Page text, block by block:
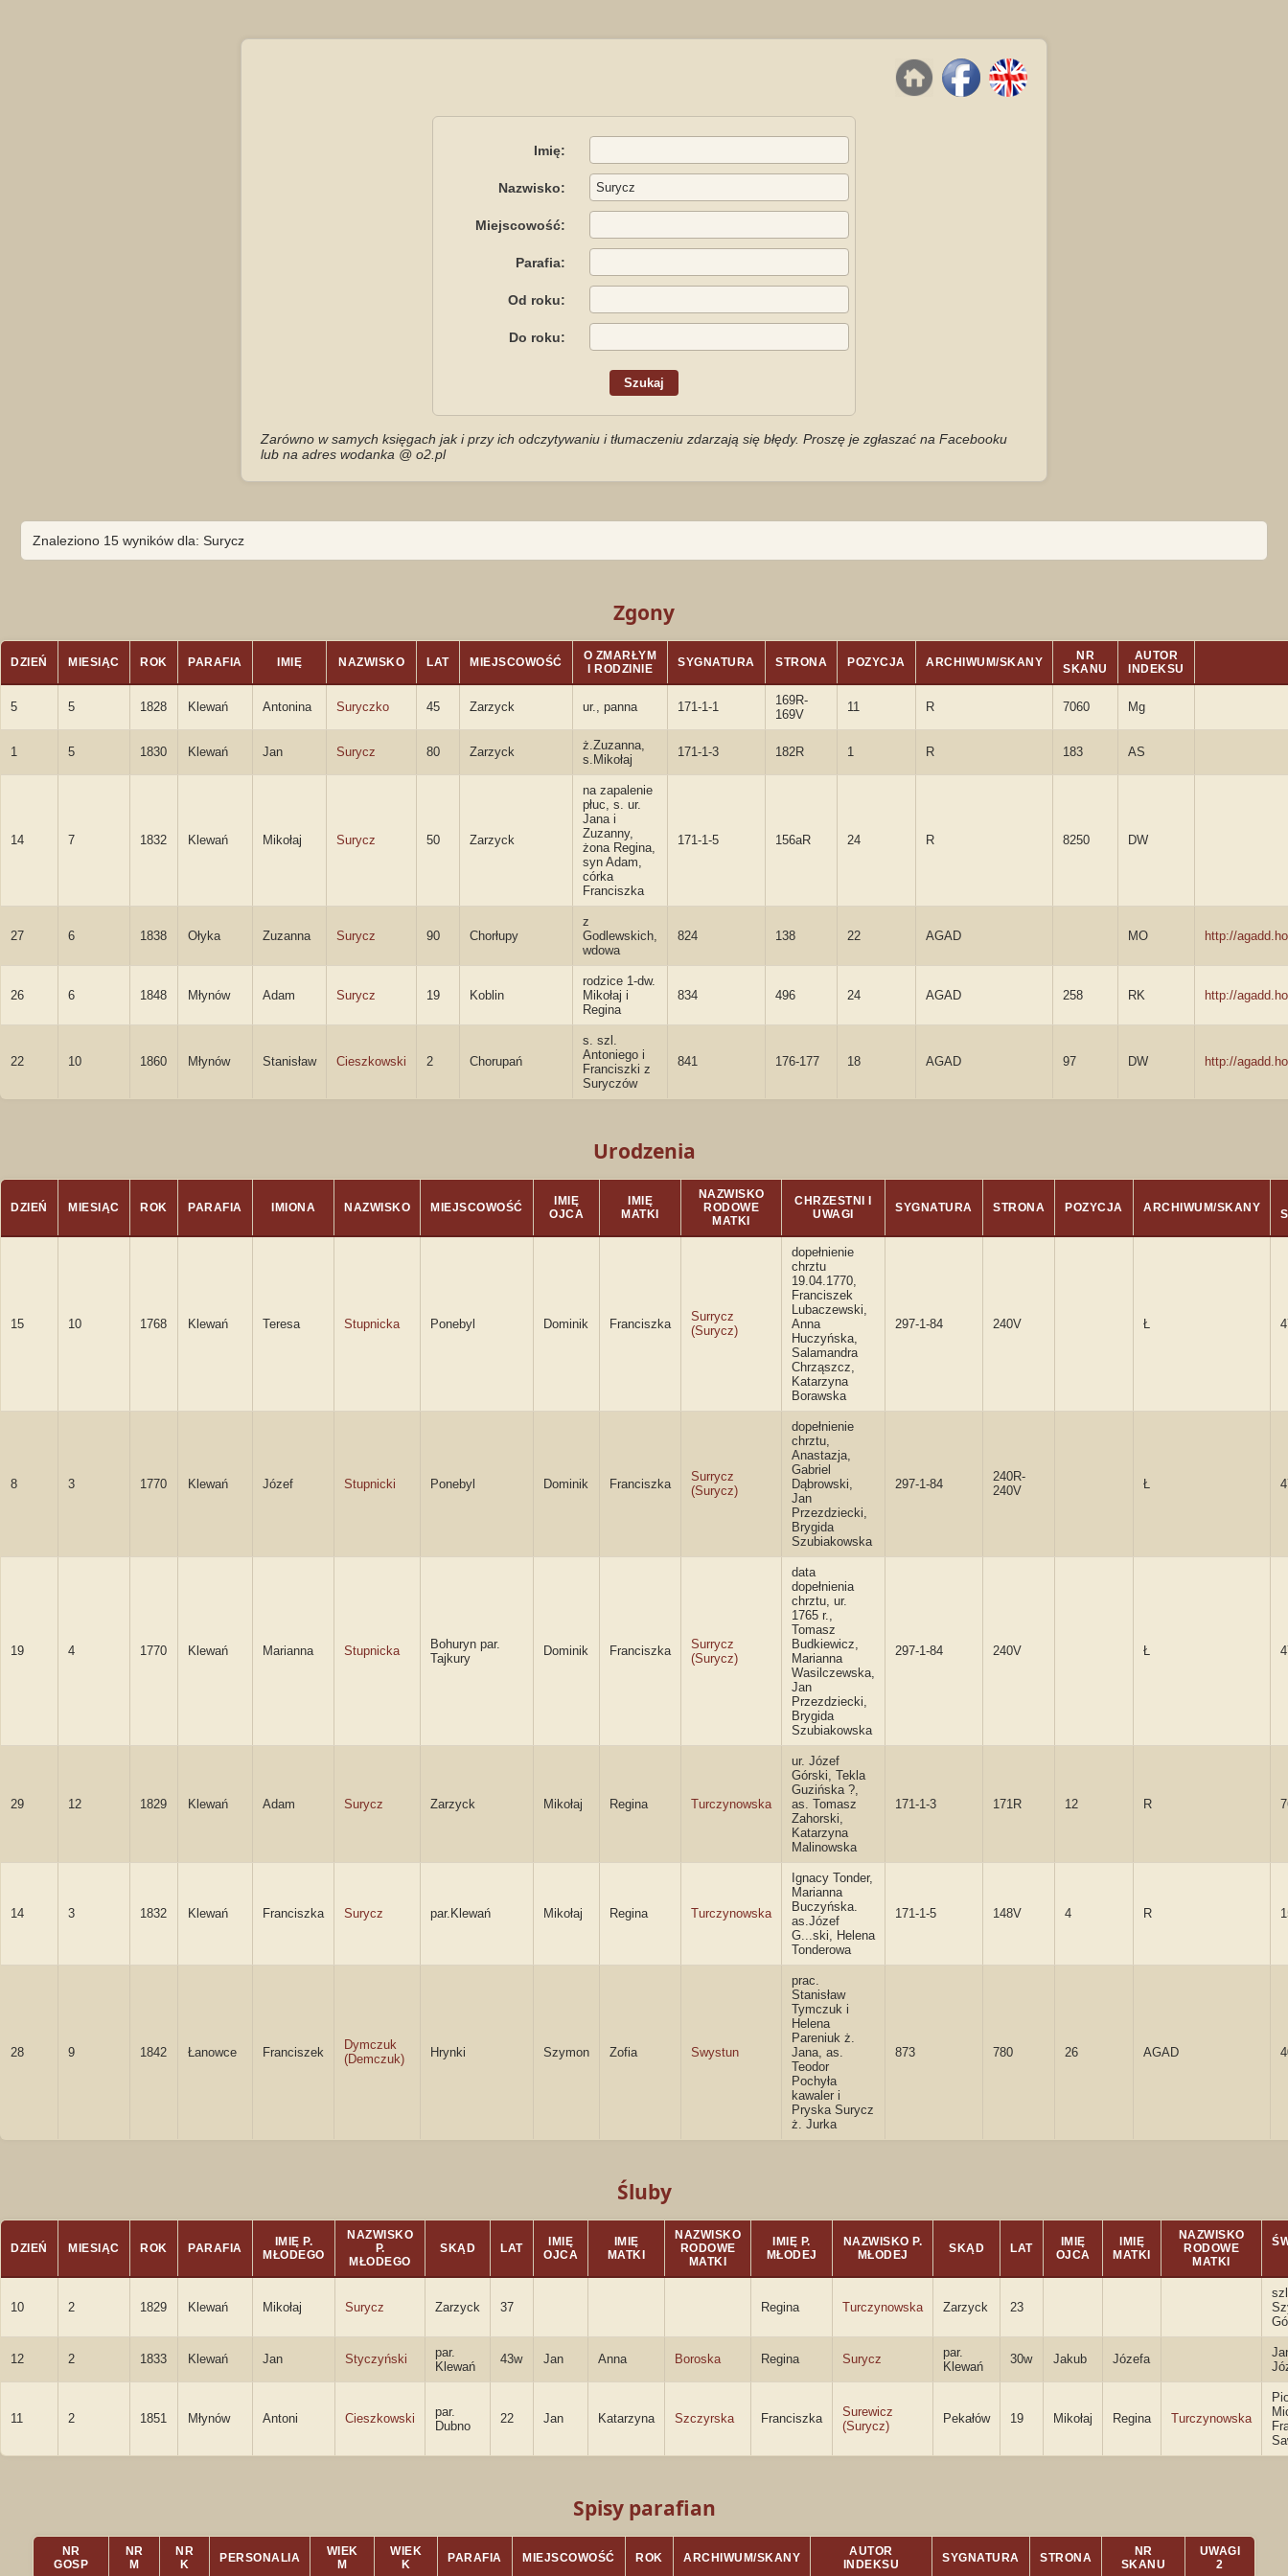
Imię:
Nazwisko:
Miejscowość:
Parafia:
Od roku:
Do roku:
Zarówno w samych księgach jak i przy ich odczytywaniu i tłumaczeniu zdarzają się błędy. Proszę je zgłaszać na Facebooku
lub na adres wodanka @ o2.pl
Znaleziono 15 wyników dla: Surycz
Zgony
DZIEŃ MIESIĄC ROK PARAFIA IMIĘ NAZWISKO LAT MIEJSCOWOŚĆ
O ZMARŁYM
I RODZINIE
SYGNATURA STRONA POZYCJA ARCHIWUM/SKANY
NR
SKANU
AUTOR
INDEKSU
5 5 1828 Klewań Antonina Suryczko 45 Zarzyck ur., panna 171-1-1
169R-
169V
11 R 7060 Mg
1 5 1830 Klewań Jan Surycz 80 Zarzyck
ż.Zuzanna,
s.Mikołaj
171-1-3 182R 1 R 183 AS
14 7 1832 Klewań Mikołaj Surycz 50 Zarzyck
na zapalenie
płuc, s. ur.
Jana i
Zuzanny,
żona Regina,
syn Adam,
córka
Franciszka
171-1-5 156aR 24 R 8250 DW
27 6 1838 Ołyka Zuzanna Surycz 90 Chorłupy
z
Godlewskich,
wdowa
824 138 22 AGAD MO http://
26 6 1848 Młynów Adam Surycz 19 Koblin
rodzice 1-dw.
Mikołaj i
Regina
834 496 24 AGAD 258 RK http://
22 10 1860 Młynów Stanisław Cieszkowski 2 Chorupań
s. szl.
Antoniego i
Franciszki z
Suryczów
841 176-177 18 AGAD 97 DW http://
Urodzenia
DZIEŃ MIESIĄC ROK PARAFIA IMIONA NAZWISKO MIEJSCOWOŚĆ
IMIĘ
OJCA
IMIĘ
MATKI
NAZWISKO
RODOWE
MATKI
CHRZESTNI I
UWAGI
SYGNATURA STRONA POZYCJA ARCHIWUM/SKANY
15 10 1768 Klewań Teresa Stupnicka Ponebyl Dominik Franciszka
Surrycz
(Surycz)
dopełnienie
chrztu
19.04.1770,
Franciszek
Lubaczewski,
Anna
Huczyńska,
Salamandra
Chrząszcz,
Katarzyna
Borawska
297-1-84 240V Ł
8 3 1770 Klewań Józef Stupnicki Ponebyl Dominik Franciszka
Surrycz
(Surycz)
dopełnienie
chrztu,
Anastazja,
Gabriel
Dąbrowski,
Jan
Przezdziecki,
Brygida
Szubiakowska
297-1-84
240R-
240V
Ł
19 4 1770 Klewań Marianna Stupnicka
Bohuryn par.
Tajkury
Dominik Franciszka
Surrycz
(Surycz)
data
dopełnienia
chrztu, ur.
1765 r.,
Tomasz
Budkiewicz,
Marianna
Wasilczewska,
Jan
Przezdziecki,
Brygida
Szubiakowska
297-1-84 240V Ł
29 12 1829 Klewań Adam Surycz Zarzyck Mikołaj Regina Turczynowska
ur. Józef
Górski, Tekla
Guzińska ?,
as. Tomasz
Zahorski,
Katarzyna
Malinowska
171-1-3 171R 12 R
14 3 1832 Klewań Franciszka Surycz par.Klewań Mikołaj Regina Turczynowska
Ignacy Tonder,
Marianna
Buczyńska.
as.Józef
G...ski, Helena
Tonderowa
171-1-5 148V 4 R
28 9 1842 Łanowce Franciszek
Dymczuk
(Demczuk)
Hrynki Szymon Zofia Swystun
prac.
Stanisław
Tymczuk i
Helena
Pareniuk ż.
Jana, as.
Teodor
Pochyła
kawaler i
Pryska Surycz
ż. Jurka
873 780 26 AGAD
Śluby
DZIEŃ MIESIĄC ROK PARAFIA
IMIĘ P.
MŁODEGO
NAZWISKO
P.
MŁODEGO
SKĄD LAT
IMIĘ
OJCA
IMIĘ
MATKI
NAZWISKO
RODOWE
MATKI
IMIĘ P.
MŁODEJ
NAZWISKO P.
MŁODEJ
SKĄD LAT
IMIĘ
OJCA
IMIĘ
MATKI
NAZWISKO
RODOWE
MATKI
10 2 1829 Klewań Mikołaj Surycz Zarzyck 37 Regina Turczynowska Zarzyck 23
12 2 1833 Klewań Jan Styczyński
par.
Klewań
43w Jan Anna Boroska Regina Surycz
par.
Klewań
30w Jakub Józefa
11 2 1851 Młynów Antoni Cieszkowski
par.
Dubno
22 Jan Katarzyna Szczyrska Franciszka
Surewicz
(Surycz)
Pekałów 19 Mikołaj Regina Turczynowska
Spisy parafian
NR
GOSP
NR
M
NR
K
PERSONALIA
WIEK
M
WIEK
K
PARAFIA MIEJSCOWOŚĆ ROK ARCHIWUM/SKANY
AUTOR
INDEKSU
SYGNATURA STRONA
NR
SKANU
UWAGI
2